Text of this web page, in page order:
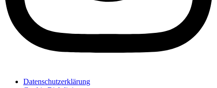
Datenschutzerklärung